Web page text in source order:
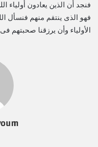
فنجد أن الذين يعادون
فهو الذى ينتقم منهم فنسأل
الأولياء وأن يرزقنا صحبتهم فى